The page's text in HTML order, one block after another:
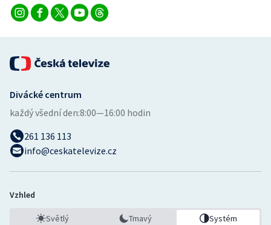
Divácké centrum
každý všední den:8:00—16:00 hodin
261 136 113
info@ceskatelevize.cz
Vzhled
Světlý Tmavý Systém